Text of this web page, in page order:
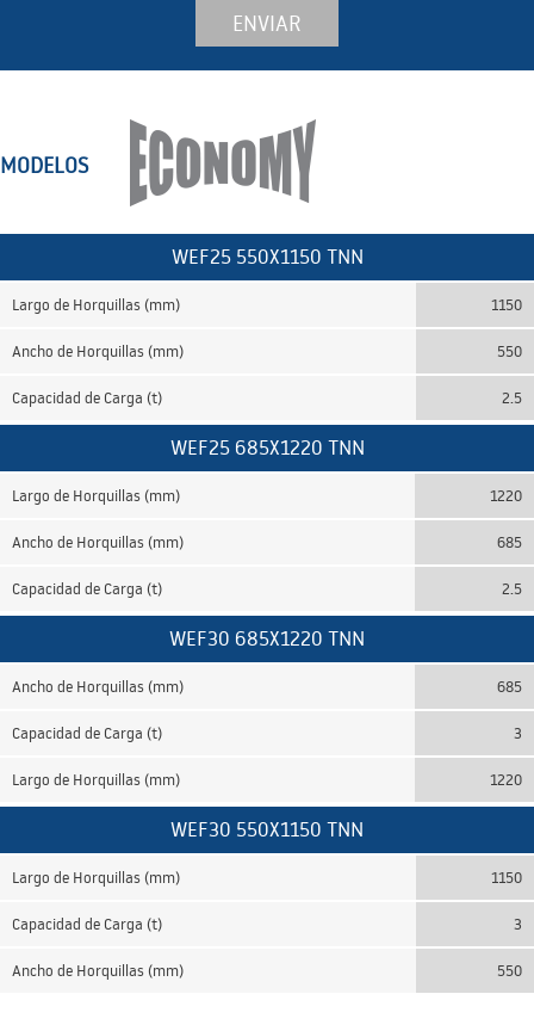
ENVIAR
MODELOS
WEF25 550X1150 TNN
Largo de Horquillas (mm) 1150
Ancho de Horquillas (mm) 550
Capacidad de Carga (t) 2.5
WEF25 685X1220 TNN
Largo de Horquillas (mm) 1220
Ancho de Horquillas (mm) 685
Capacidad de Carga (t) 2.5
WEF30 685X1220 TNN
Ancho de Horquillas (mm) 685
Capacidad de Carga (t) 3
Largo de Horquillas (mm) 1220
WEF30 550X1150 TNN
Largo de Horquillas (mm) 1150
Capacidad de Carga (t) 3
Ancho de Horquillas (mm) 550